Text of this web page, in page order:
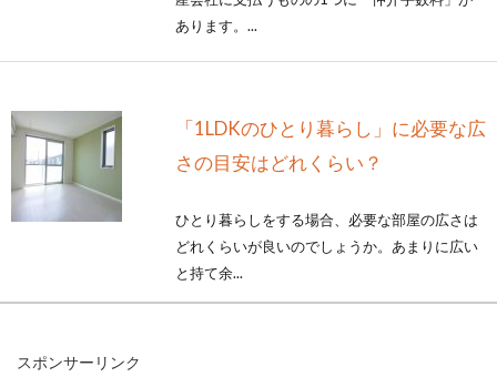
あります。...
「1LDKのひとり暮らし」に必要な広
さの目安はどれくらい？
ひとり暮らしをする場合、必要な部屋の広さは
どれくらいが良いのでしょうか。あまりに広い
と持て余...
スポンサーリンク